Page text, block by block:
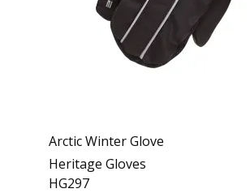
Arctic Winter Glove
Heritage Gloves
HG297